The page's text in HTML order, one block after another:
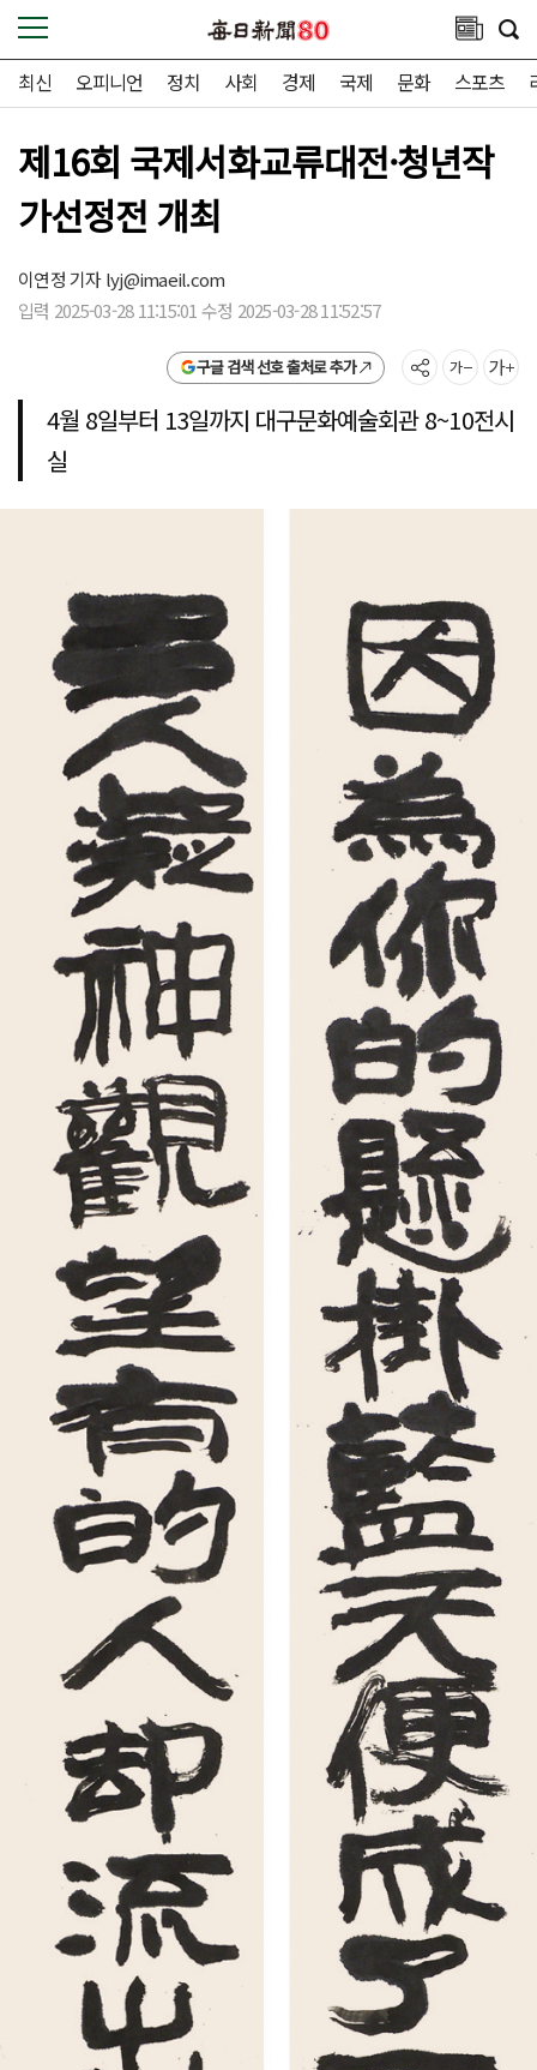
최신 오피니언 정치 사회 경제 국제 문화 스포츠
제16회 국제서화교류대전·청년작
가선정전 개최
이연정 기자lyj@imaeil.com
입력 2025-03-28 11:15:01 수정 2025-03-28 11:52:57
구글 검색 선호 출처로 추가
4월 8일부터 13일까지 대구문화예술회관 8~10전시
실